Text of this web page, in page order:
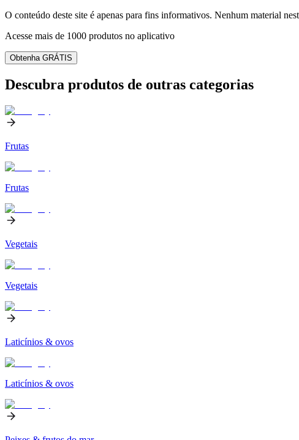
O conteúdo deste site é apenas para fins informativos. Nenhum material
Acesse mais de 1000 produtos no aplicativo
Obtenha GRÁTIS
Descubra produtos de outras categorias
Frutas
Frutas
Vegetais
Vegetais
Laticínios & ovos
Laticínios & ovos